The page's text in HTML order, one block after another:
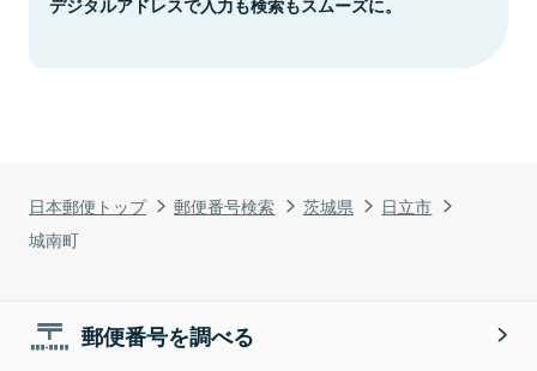
日本郵便トップ 郵便番号検索 茨城県
日立市
城南町
郵便番号を調べる